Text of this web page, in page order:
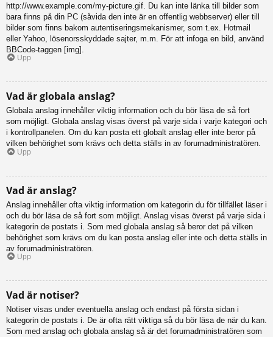
http://www.example.com/my-picture.gif. Du kan inte länka till bilder som
bara finns på din PC (såvida den inte är en offentlig webbserver) eller till
bilder som finns bakom autentiseringsmekanismer, som t.ex. Hotmail
eller Yahoo, lösenorsskyddade sajter, m.m. För att infoga en bild, använd
BBCode-taggen [img].
Upp
Vad är globala anslag?
Globala anslag innehåller viktig information och du bör läsa de så fort
som möjligt. Globala anslag visas överst på varje sida i varje kategori och
i kontrollpanelen. Om du kan posta ett globalt anslag eller inte beror på
vilken behörighet som krävs och detta ställs in av forumadministratören.
Upp
Vad är anslag?
Anslag innehåller ofta viktig information om kategorin du för tillfället läser i
och du bör läsa de så fort som möjligt. Anslag visas överst på varje sida i
kategorin de postats i. Som med globala anslag så beror det på vilken
behörighet som krävs om du kan posta anslag eller inte och detta ställs in
av forumadministratören.
Upp
Vad är notiser?
Notiser visas under eventuella anslag och endast på första sidan i
kategorin de postats i. De är ofta rätt viktiga så du bör läsa de när du kan.
Som med anslag och globala anslag så är det forumadministratören som